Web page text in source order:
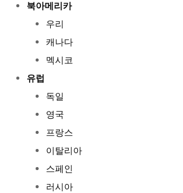
북아메리카
우리
캐나다
멕시코
유럽
독일
영국
프랑스
이탈리아
스페인
러시아